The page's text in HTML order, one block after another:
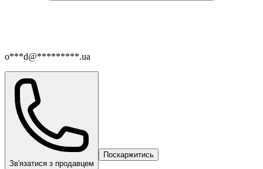
o***d@*********.ua
Зв'язатися з продавцем
Поскаржитись